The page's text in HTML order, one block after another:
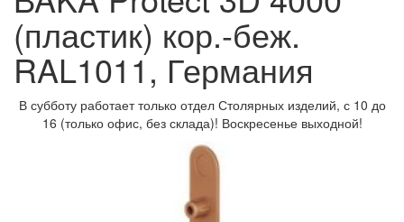
(пластик) кор.-беж.
RAL1011, Германия
В субботу работает только отдел Столярных изделий, с 10 до
16 (только офис, без склада)! Воскресенье выходной!